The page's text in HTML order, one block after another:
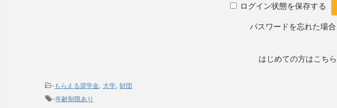
ログイン状態を保存する
パスワードを忘れた場合
はじめての方はこちら
-もらえる奨学金 大学 財団
-年齢制限あり